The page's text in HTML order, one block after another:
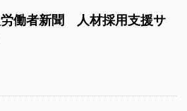
働者新聞 人材採用支援サ